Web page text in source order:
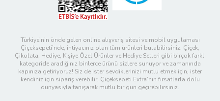
Türkiye’nin önde gelen online alışveriş sitesi ve mobil uygulaması
Çiçeksepeti’nde, ihtiyacınız olan tüm ürünleri bulabilirsiniz. Çiçek,
Çikolata, Hediye, Kişiye Özel Ürünler ve Hediye Setleri gibi birçok farklı
kategoride aradığınız binlerce ürünü sizlere sunuyor ve zamanında
kapınıza getiriyoruz! Siz de ister sevdiklerinizi mutlu etmek için, ister
kendiniz için sipariş verebilir; Çiçeksepeti Extra’nın fırsatlarla dolu
dünyasıyla tanışarak mutlu bir gün geçirebilirsiniz.